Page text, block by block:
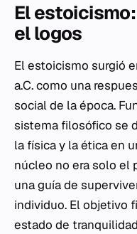
El
el logos
El estoicismo surgió
a.C. como una
social de la época.
sistema filosófico se
la física y la ética en
núcleo no era solo el
una guía de
individuo. El objetivo
estado de